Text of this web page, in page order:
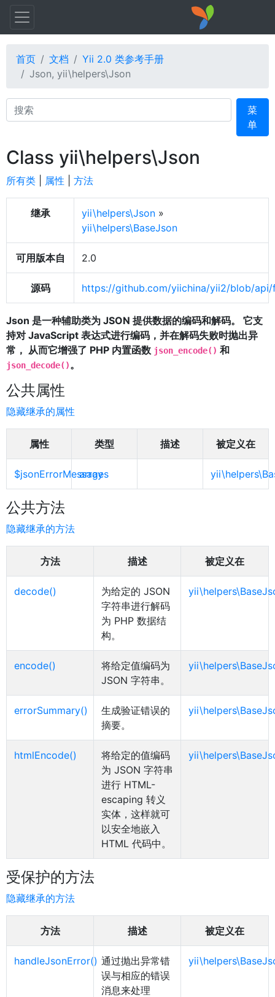
首页 文档
Yii 2.0 类参考手册
Json, yii\helpers\Json
Search
菜
单
Class yii\helpers\Json
所有类 属性 方法
继承 yii\helpers\Json »
yii\helpers\BaseJson
可用版本自 2.0
源码 https://github.com/yiichina/yii2/blob/
Json 是一种辅助类为 JSON 提供数据的编码和解码。 它支
持对 JavaScript 表达式进行编码，并在解码失败时抛出异
常， 从而它增强了 PHP 内置函数 json_encode() 和
json_decode()。
公共属性
隐藏继承的属性
属性 类型 描述 被定义在
$jsonErrorMessages
array
公共方法
隐藏继承的方法
方法 描述 被定义在
decode()
为给定的 JSON
字符串进行解码
为 PHP 数据结
构。
encode()
将给定值编码为
JSON 字符串。
errorSummary()
生成验证错误的
摘要。
htmlEncode()
将给定的值编码
为 JSON 字符串
进行 HTML-
escaping 转义
实体，这样就可
以安全地嵌入
HTML 代码中。
受保护的方法
隐藏继承的方法
方法 描述 被定义在
handleJsonError() 通过抛出异常错
误与相应的错误
消息来处理